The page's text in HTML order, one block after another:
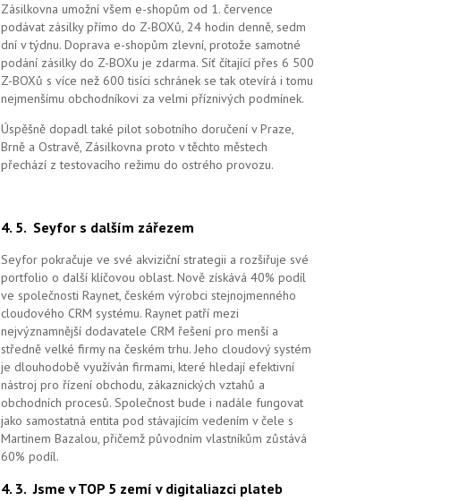
Zásilkovna umožní všem e-shopům od 1. července
podávat zásilky přímo do Z-BOXů, 24 hodin denně, sedm
dní v týdnu. Doprava e-shopům zlevní, protože samotné
podání zásilky do Z-BOXu je zdarma. Síť čítající přes 6 500
Z-BOXů s více než 600 tisíci schránek se tak otevírá i tomu
nejmenšímu obchodníkovi za velmi příznivých podmínek.
Úspěšně dopadl také pilot sobotního doručení v Praze,
Brně a Ostravě, Zásilkovna proto v těchto městech
přechází z testovacího režimu do ostrého provozu.
4. 5. Seyfor s dalším zářezem
Seyfor pokračuje ve své akviziční strategii a rozšiřuje své
portfolio o další klíčovou oblast. Nově získává 40% podíl
ve společnosti Raynet, českém výrobci stejnojmenného
cloudového CRM systému. Raynet patří mezi
nejvýznamnější dodavatele CRM řešení pro menší a
středně velké firmy na českém trhu. Jeho cloudový systém
je dlouhodobě využíván firmami, které hledají efektivní
nástroj pro řízení obchodu, zákaznických vztahů a
obchodních procesů. Společnost bude i nadále fungovat
jako samostatná entita pod stávajícím vedením v čele s
Martinem Bazalou, přičemž původním vlastníkům zůstává
60% podíl.
4. 3.Jsme v TOP 5 zemí v digitaliazci plateb